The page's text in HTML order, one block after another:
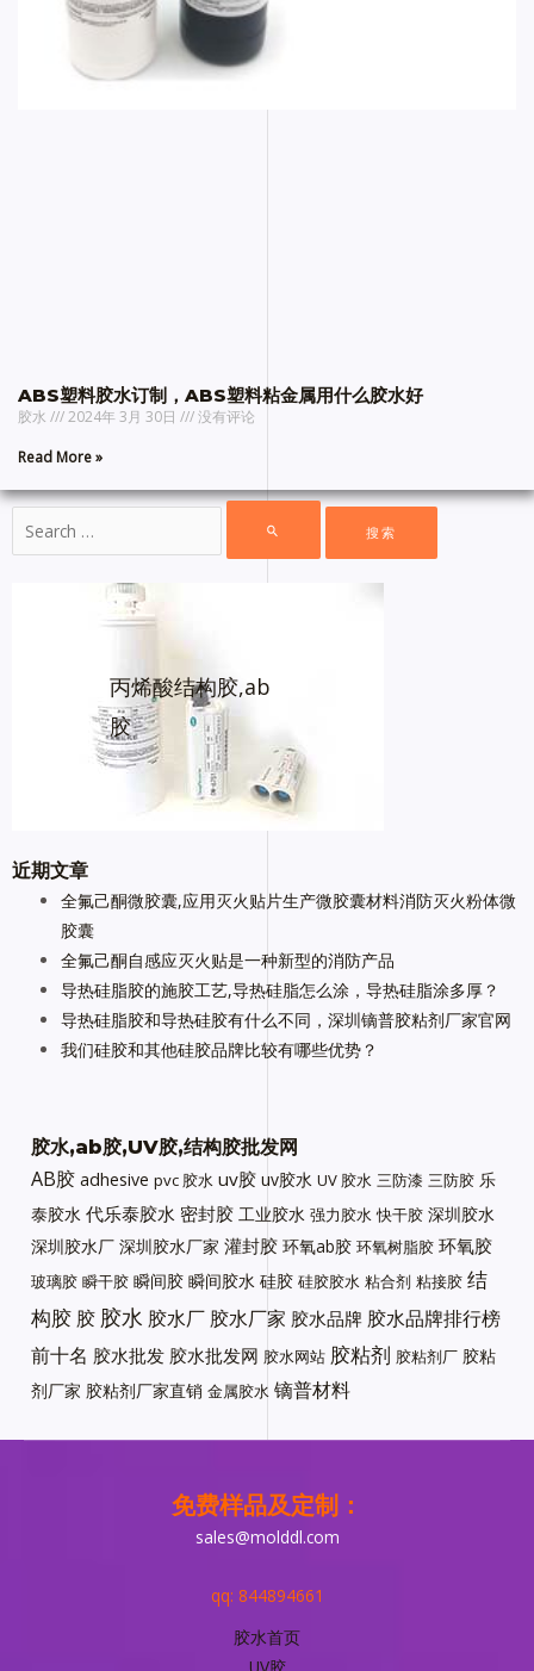
ABS塑料胶水订制，ABS塑料粘金属用什么胶水好
胶水 2024年 3月 30日
没有评论
Read More »
丙烯酸结构胶,ab
胶
近期文章
全氟己酮微胶囊,应用灭火贴片生产微胶囊材料消防灭火粉体微
胶囊
全氟己酮自感应灭火贴是一种新型的消防产品
导热硅脂胶的施胶工艺,导热硅脂怎么涂，导热硅脂涂多厚？
导热硅脂胶和导热硅胶有什么不同，深圳镝普胶粘剂厂家官网
我们硅胶和其他硅胶品牌比较有哪些优势？
胶水,ab胶,UV胶,结构胶批发网
AB胶 adhesive pvc 胶水 uv胶 uv胶水 UV 胶水 三防漆 三防胶 乐
泰胶水 代乐泰胶水 密封胶 工业胶水 强力胶水 快干胶 深圳胶水
深圳胶水厂 深圳胶水厂家 灌封胶 环氧ab胶 环氧树脂胶 环氧胶
玻璃胶 瞬干胶 瞬间胶 瞬间胶水 硅胶 硅胶胶水 粘合剂 粘接胶 结
构胶胶 胶水 胶水厂胶水厂家 胶水品牌 胶水品牌排行榜
前十名 胶水批发 胶水批发网 胶水网站 胶粘剂 胶粘剂厂 胶粘
剂厂家 胶粘剂厂家直销 金属胶水 镝普材料
免费样品及定制：
sales@molddl.com
qq: 844894661
胶水首页